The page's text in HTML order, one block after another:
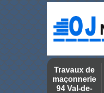
Travaux de
maçonnerie
94 Val-de-